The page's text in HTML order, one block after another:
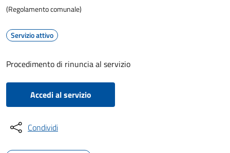
(Regolamento comunale)
Servizio attivo
Procedimento di rinuncia al servizio
Accedi al servizio
Condividi